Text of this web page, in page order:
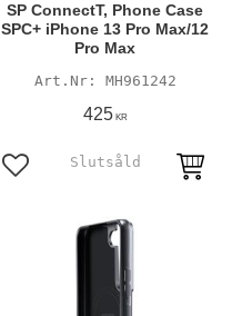
SP ConnectT, Phone Case
SPC+ iPhone 13 Pro Max/12
Pro Max
MH961242
425KR
Lägg till i favoriter